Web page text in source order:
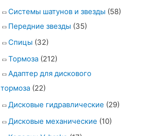
Системы шатунов и звезды (58)
Передние звезды (35)
Спицы (32)
Тормоза (212)
Адаптер для дискового
тормоза (22)
Дисковые гидравлические (29)
Дисковые механические (10)